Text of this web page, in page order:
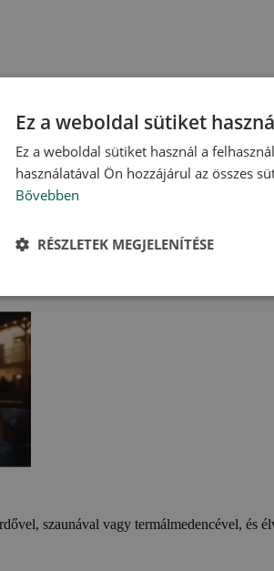
szaunával vagy termálmedencével, és
Ez a weboldal sütiket
Ez a weboldal sütiket használ a
használatával Ön hozzájárul az összes
Bővebben
RÉSZLETEK MEGJELENÍTÉSE